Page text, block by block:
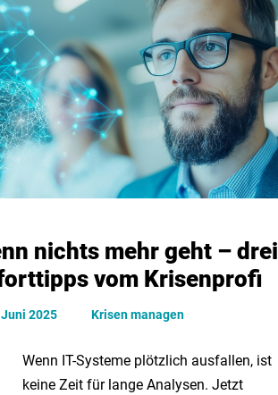
nichts mehr geht – drei
vom Krisenprofi
2025 Krisen managen
Wenn IT-Systeme plötzlich ausfallen, ist
keine Zeit für lange Analysen. Jetzt